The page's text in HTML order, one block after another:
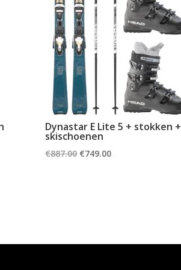
Dynastar E Lite 5 + stokken +
skischoenen
€887.00 Oorspronkelijke
€749.00Huidige